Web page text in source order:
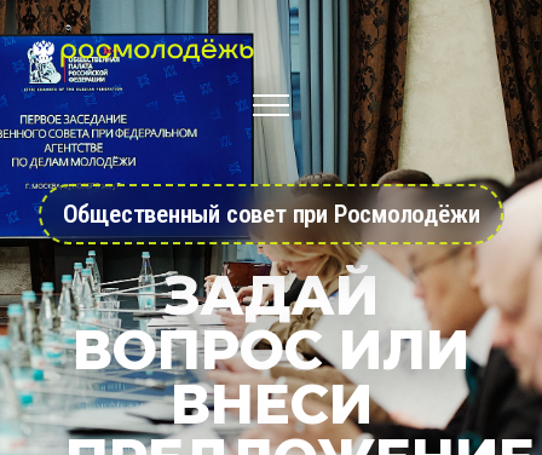
Общественный совет при Росмолодёжи
ЗАДАЙ
ВОПРОС ИЛИ
ВНЕСИ